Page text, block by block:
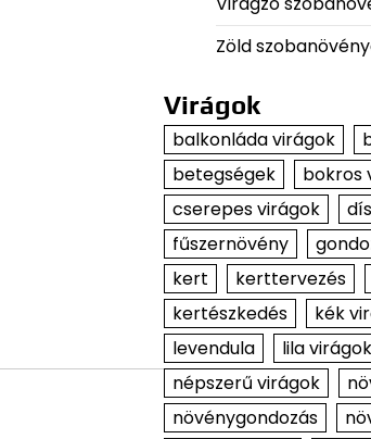
Zöld
Virágok
balkonláda virágok
betegségek
bokros
cserepes virágok
fűszernövény
kert
kerttervezés
kertészkedés
kék
levendula
lila virágok
népszerű virágok
növénygondozás